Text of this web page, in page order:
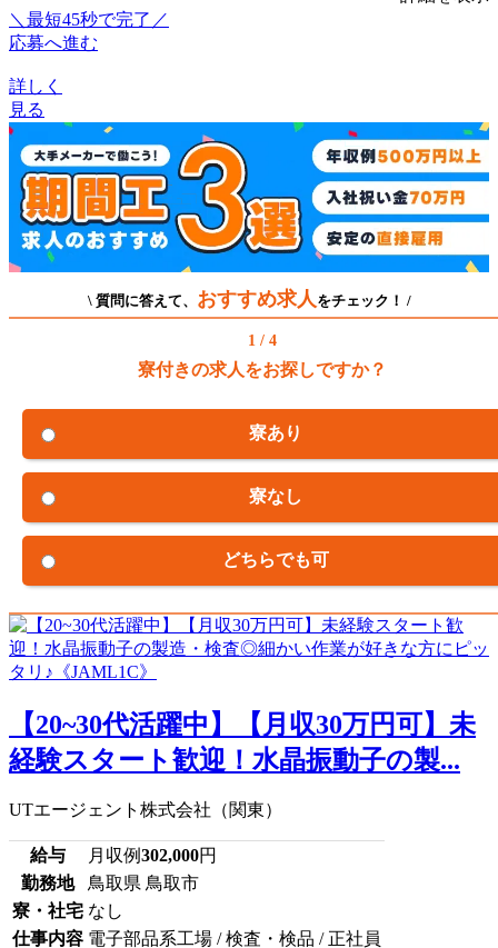
＼最短45秒で完了／
応募へ進む
詳しく
見る
\ 質問に答えて、 おすすめ求人 をチェック！ /
1 / 4
寮付きの求人をお探しですか？
寮あり
寮なし
どちらでも可
【20~30代活躍中】【月収30万円可】未
経験スタート歓迎！水晶振動子の製...
UTエージェント株式会社（関東）
給与 月収例302,000円
勤務地
鳥取県 鳥取市
寮・社宅 なし
仕事内容 電子部品系工場 / 検査・検品 / 正社員